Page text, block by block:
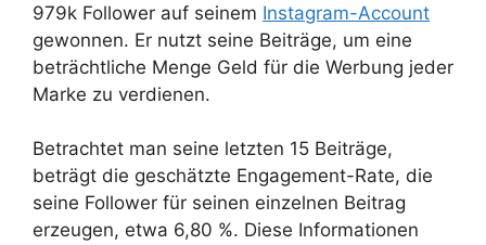
979k Follower auf seinem Instagram-Account
gewonnen. Er nutzt seine Beiträge, um eine
beträchtliche Menge Geld für die Werbung jeder
Marke zu verdienen.
Betrachtet man seine letzten 15 Beiträge,
beträgt die geschätzte Engagement-Rate, die
seine Follower für seinen einzelnen Beitrag
erzeugen, etwa 6,80 %. Diese Informationen